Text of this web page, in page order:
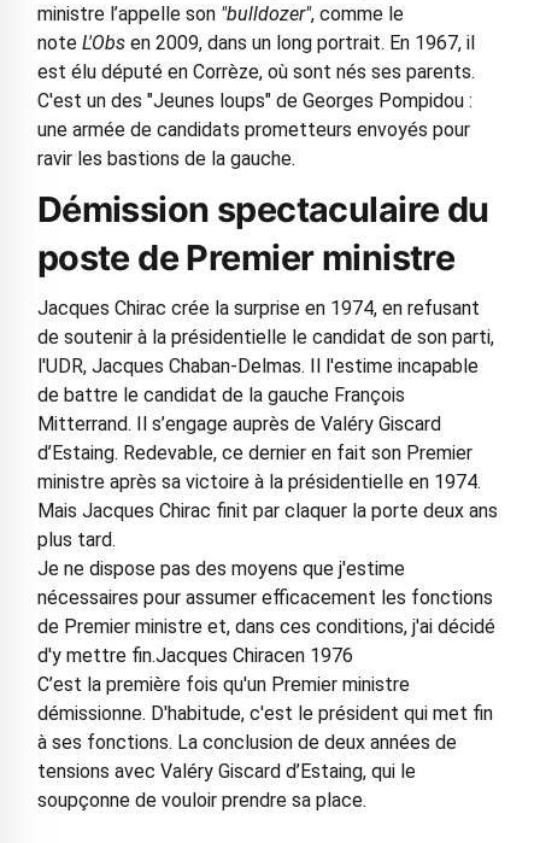
ministre l’appelle son "bulldozer", comme le
note L'Obsen 2009, dans un long portrait. En 1967, il
est élu député en Corrèze, où sont nés ses parents.
C'est un des "Jeunes loups" de Georges Pompidou :
une armée de candidats prometteurs envoyés pour
ravir les bastions de la gauche.
Démission spectaculaire du
poste de Premier ministre
Jacques Chirac crée la surprise en 1974, en refusant
de soutenir à la présidentielle le candidat de son parti,
l'UDR, Jacques Chaban-Delmas. Il l'estime incapable
de battre le candidat de la gauche François
Mitterrand. Il s’engage auprès de Valéry Giscard
d’Estaing. Redevable, ce dernier en fait son Premier
ministre après sa victoire à la présidentielle en 1974.
Mais Jacques Chirac finit par claquer la porte deux ans
plus tard.
Je ne dispose pas des moyens que j'estime
nécessaires pour assumer efficacement les fonctions
de Premier ministre et, dans ces conditions, j'ai décidé
d'y mettre fin.Jacques Chiracen 1976
C’est la première fois qu'un Premier ministre
démissionne. D'habitude, c'est le président qui met fin
à ses fonctions. La conclusion de deux années de
tensions avec Valéry Giscard d’Estaing, qui le
soupçonne de vouloir prendre sa place.